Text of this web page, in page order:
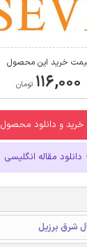
خرید این محصول
۱۱۶,۰۰۰ تومان
خرید و دانلود محصول
دانلود مقاله انگلیسی
شرق برزیل